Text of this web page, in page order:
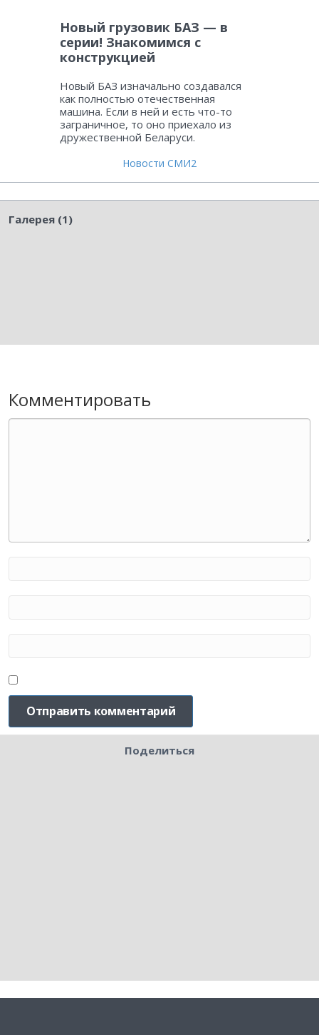
Новый грузовик БАЗ — в
серии! Знакомимся с
конструкцией
Новый БАЗ изначально создавался
как полностью отечественная
машина. Если в ней и есть что-то
заграничное, то оно приехало из
дружественной Беларуси.
Новости СМИ2
Галерея (1)
Комментировать
Поделиться